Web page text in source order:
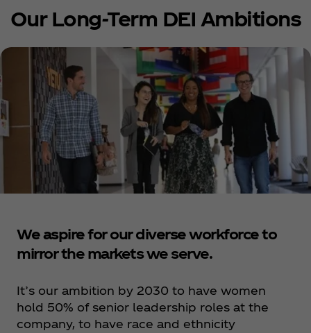
Our Long-Term DEI Ambitions
We aspire for our diverse workforce to
mirror the markets we serve.
It’s our ambition by 2030 to have women
hold 50% of senior leadership roles at the
company, to have race and ethnicity